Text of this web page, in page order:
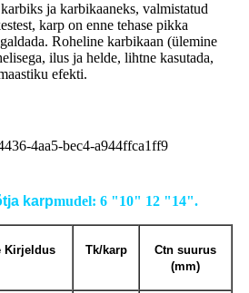
ja karbikaaneks, valmistatud
karp on enne tehase pikka
Roheline karbikaan (ülemine
ilus ja helde, lihtne kasutada,
efekti.
karpmudel: 6 "10" 12 "14".
Kirjeldus Tk/karp Ctn suurus
(mm)